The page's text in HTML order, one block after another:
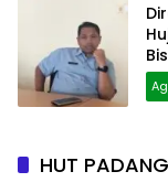
HUT